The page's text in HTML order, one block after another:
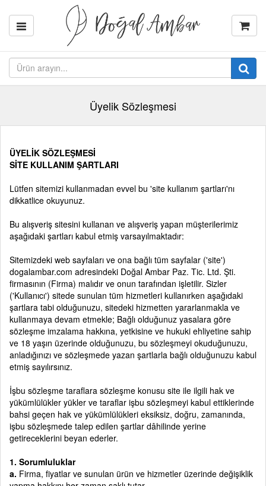
Üyelik Sözleşmesi
ÜYELİK SÖZLEŞMESİ
SİTE KULLANIM ŞARTLARI
Lütfen sitemizi kullanmadan evvel bu 'site kullanım şartları'nı
dikkatlice okuyunuz.
Bu alışveriş sitesini kullanan ve alışveriş yapan müşterilerimiz
aşağıdaki şartları kabul etmiş varsayılmaktadır:
Sitemizdeki web sayfaları ve ona bağlı tüm sayfalar ('site')
dogalambar.com adresindeki Doğal Ambar Paz. Tic. Ltd. Şti.
firmasının (Firma) malıdır ve onun tarafından işletilir. Sizler
('Kullanıcı') sitede sunulan tüm hizmetleri kullanırken aşağıdaki
şartlara tabi olduğunuzu, sitedeki hizmetten yararlanmakla ve
kullanmaya devam etmekle; Bağlı olduğunuz yasalara göre
sözleşme imzalama hakkına, yetkisine ve hukuki ehliyetine sahip
ve 18 yaşın üzerinde olduğunuzu, bu sözleşmeyi okuduğunuzu,
anladığınızı ve sözleşmede yazan şartlarla bağlı olduğunuzu kabul
etmiş sayılırsınız.
İşbu sözleşme taraflara sözleşme konusu site ile ilgili hak ve
yükümlülükler yükler ve taraflar işbu sözleşmeyi kabul ettiklerinde
bahsi geçen hak ve yükümlülükleri eksiksiz, doğru, zamanında,
işbu sözleşmede talep edilen şartlar dâhilinde yerine
getireceklerini beyan ederler.
1. Sorumluluklar
a. Firma, fiyatlar ve sunulan ürün ve hizmetler üzerinde değişiklik